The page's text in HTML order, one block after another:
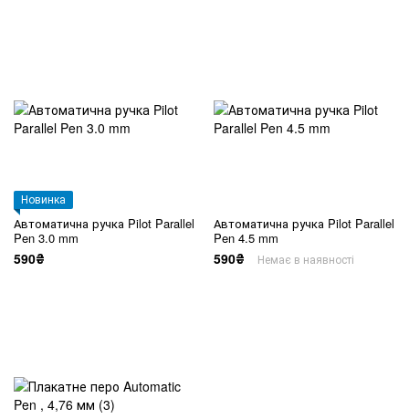
Новинка
Автоматична ручка Pilot Parallel
Pen 3.0 mm
590₴
Автоматична ручка Pilot Parallel
Pen 4.5 mm
590₴ Немає в наявності